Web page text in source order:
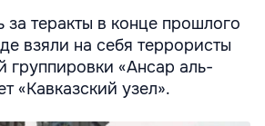
за теракты в конце прошлого
взяли на себя террористы
группировки «Ансар аль-
«Кавказский узел».